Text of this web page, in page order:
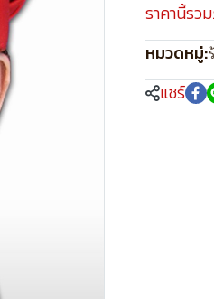
ราคานี้รว
หมวดหมู่:
แชร์